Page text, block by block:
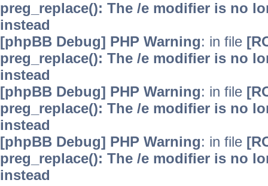
preg_replace(): The /e modifier is no
instead
[phpBB Debug] PHP Warning: in file
preg_replace(): The /e modifier is no
instead
[phpBB Debug] PHP Warning: in file
preg_replace(): The /e modifier is no
instead
[phpBB Debug] PHP Warning: in file
preg_replace(): The /e modifier is no
instead